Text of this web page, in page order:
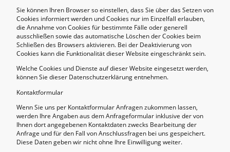
Sie können Ihren Browser so einstellen, dass Sie über das Setzen von
Cookies informiert werden und Cookies nur im Einzelfall erlauben,
die Annahme von Cookies für bestimmte Fälle oder generell
ausschließen sowie das automatische Löschen der Cookies beim
Schließen des Browsers aktivieren. Bei der Deaktivierung von
Cookies kann die Funktionalität dieser Website eingeschränkt sein.
Welche Cookies und Dienste auf dieser Website eingesetzt werden,
können Sie dieser Datenschutzerklärung entnehmen.
Kontaktformular
Wenn Sie uns per Kontaktformular Anfragen zukommen lassen,
werden Ihre Angaben aus dem Anfrageformular inklusive der von
Ihnen dort angegebenen Kontaktdaten zwecks Bearbeitung der
Anfrage und für den Fall von Anschlussfragen bei uns gespeichert.
Diese Daten geben wir nicht ohne Ihre Einwilligung weiter.